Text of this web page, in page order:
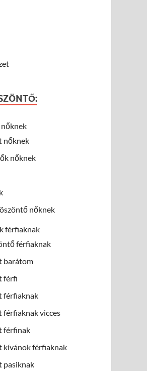
nőknek
nőknek
nőknek
férfiaknak
férfiaknak
barátom
férfi
férfiaknak
férfiaknak vicces
férfinak
kívánok férfiaknak
pasiknak